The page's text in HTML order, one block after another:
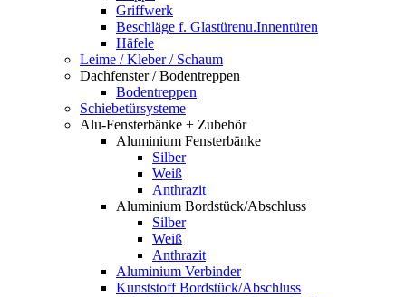
Griffwerk
Beschläge f. Glastürenu.Innentüren
Häfele
Leime / Kleber / Schaum
Dachfenster / Bodentreppen
Bodentreppen
Schiebetürsysteme
Alu-Fensterbänke + Zubehör
Aluminium Fensterbänke
Silber
Weiß
Anthrazit
Aluminium Bordstück/Abschluss
Silber
Weiß
Anthrazit
Aluminium Verbinder
Kunststoff Bordstück/Abschluss